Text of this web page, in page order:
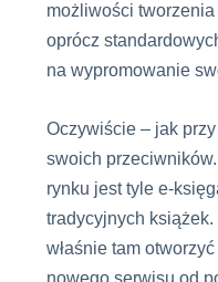
możliwości
oprócz
na wypromowanie
Oczywiście – jak
swoich
rynku jest tyle e-
tradycyjnych
właśnie tam